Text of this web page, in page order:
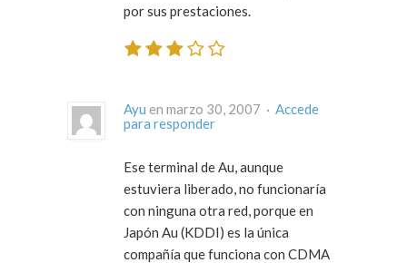
por sus prestaciones.
Ayu en marzo 30, 2007 · Accede
para responder
Ese terminal de Au, aunque
estuviera liberado, no funcionaría
con ninguna otra red, porque en
Japón Au (KDDI) es la única
compañía que funciona con CDMA